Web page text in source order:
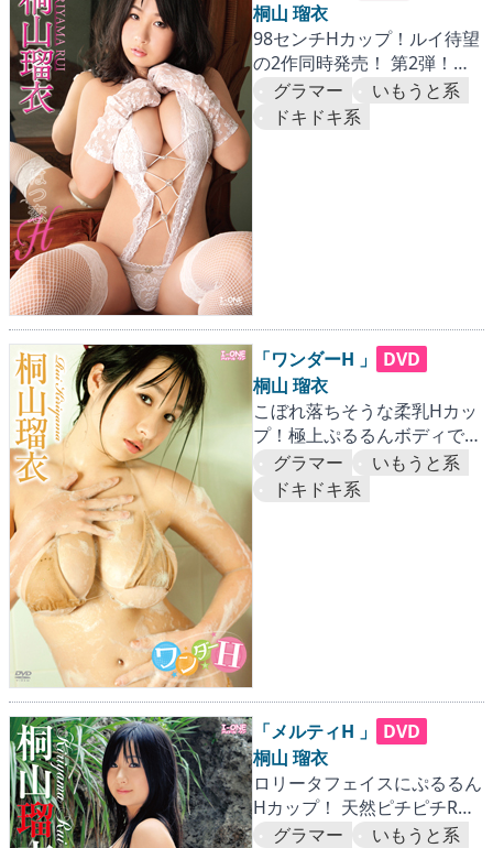
桐山 瑠衣
98センチHカップ！ルイ待望
の2作同時発売！ 第2弾！理
想のGFに密着・愛着…『国内
情緒篇』
グラマー
いもうと系
ドキドキ系
「ワンダーH 」
DVD
桐山 瑠衣
こぼれ落ちそうな柔乳Hカッ
プ！極上ぷるるんボディで絶
好調！！
グラマー
いもうと系
ドキドキ系
「メルティH 」
DVD
桐山 瑠衣
ロリータフェイスにぷるるん
Hカップ！ 天然ピチピチRUI
に大接近！！
グラマー
いもうと系